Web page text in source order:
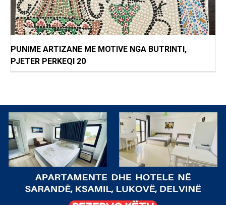
PUNIME ARTIZANE ME MOTIVE NGA BUTRINTI,
PJETER PERKEQI 20